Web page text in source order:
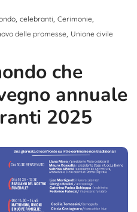
celebranti Cerimonie
delle promesse Unione civile
che
annuale
2025